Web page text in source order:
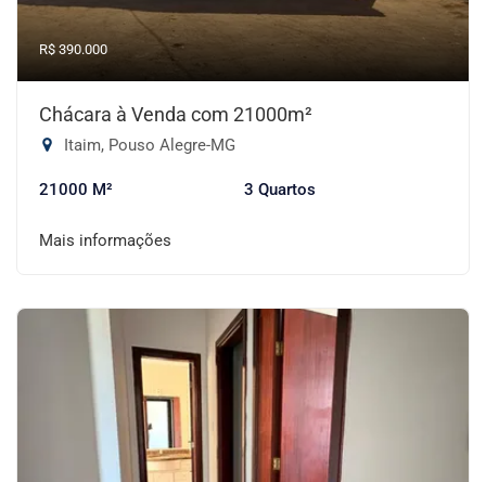
R$ 390.000
Chácara à Venda com 21000m²
Itaim, Pouso Alegre-MG
21000 M² 3 Quartos
Mais informações